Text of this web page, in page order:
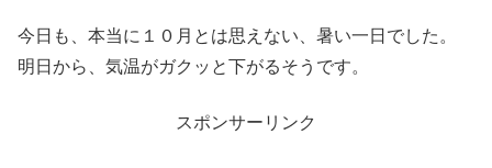
今日も、本当に１０月とは思えない、暑い一日でした。
明日から、気温がガクッと下がるそうです。
スポンサーリンク